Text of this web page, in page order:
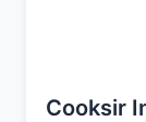
Cooksir